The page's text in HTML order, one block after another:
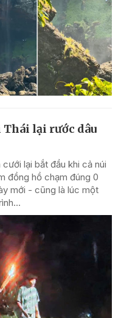
Thái lại rước dâu
lại bắt đầu khi cả núi
đồng hồ chạm đúng 0
mới - cũng là lúc một